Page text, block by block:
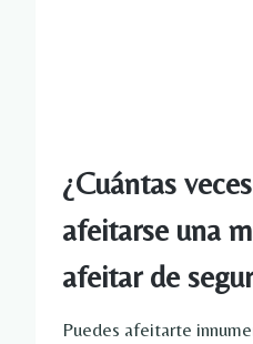
¿Cuántas
afeitarse una
afeitar de
Puedes afeitarte